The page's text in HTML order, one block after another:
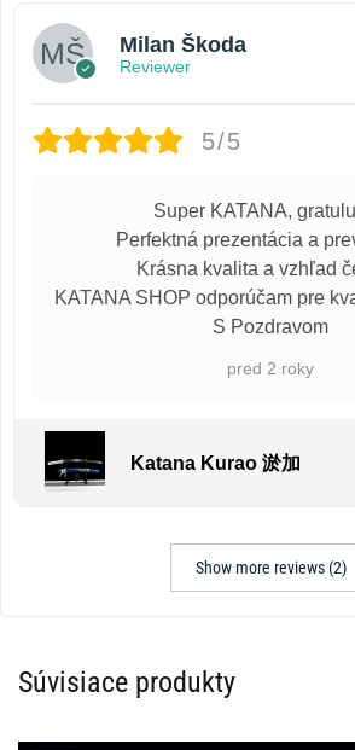
Milan Škoda
Reviewer
5/5
Super KATANA,
Perfektná prezentácia a
Krásna kvalita a vzhľad
KATANA SHOP odporúčam pre
S Pozdravom
pred 2 roky
Katana Kurao 淤加
Show more reviews (2)
Súvisiace produkty